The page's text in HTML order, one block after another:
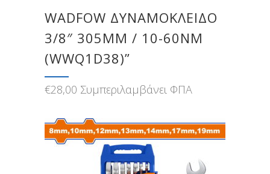
WADFOW ΔΥΝΑΜΟΚΛΕΙΔΟ
3/8″ 305MM / 10-60NM
(WWQ1D38)”
€28,00 Συμπεριλαμβάνει ΦΠΑ